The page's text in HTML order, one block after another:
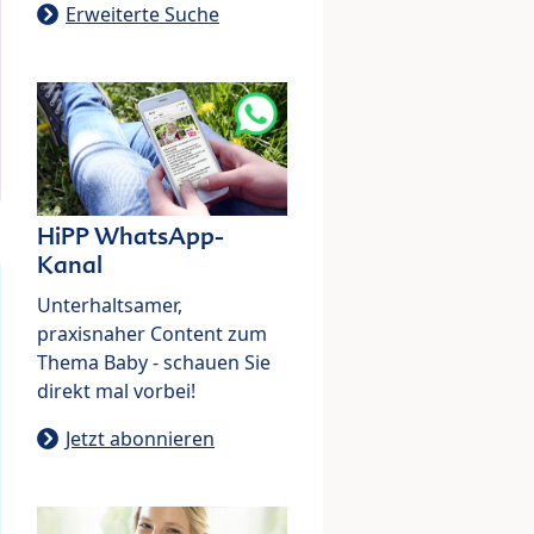
Erweiterte Suche
HiPP WhatsApp-
Kanal
Unterhaltsamer,
praxisnaher Content zum
Thema Baby - schauen Sie
direkt mal vorbei!
Jetzt abonnieren